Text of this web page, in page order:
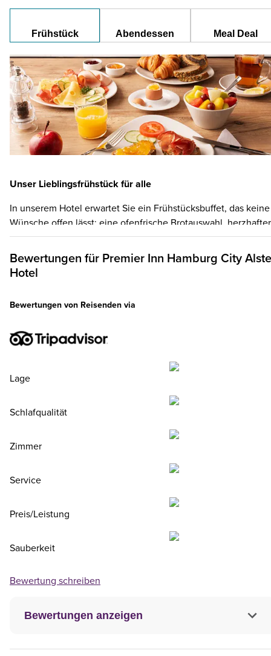
Frühstück Abendessen Meal Deal
Unser Lieblingsfrühstück für alle
In unserem Hotel erwartet Sie ein Frühstücksbuffet, das keine
Wünsche offen lässt: eine ofenfrische Brotauswahl, herzhafter
Aufschnitt und Käse, Müslis und Joghurt, frische Eier, gekocht
oder als Rührei, heiße Würstchen und Frühstücksspeck,
knackiges Obst, vegane Alternativen und natürlich
Bis zu zwei Kinder unter 16 Jahren frühstücken gratis mit,
Bewertungen für Premier Inn Hamburg City
Hotel
Bewertungen anzeigen
Bewertungen von Reisenden via
Lage
Schlafqualität
Zimmer
Service
Preis/Leistung
Sauberkeit
Bewertung schreiben